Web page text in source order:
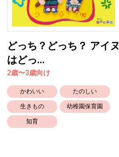
どっち？どっち？ アイヌ
はどっ...
2歳〜3歳向け
かわいい たのしい
生きもの 幼稚園保育園
知育